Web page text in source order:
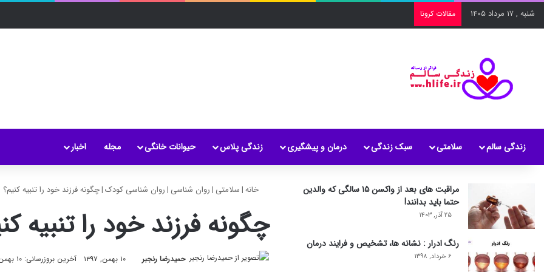
شنبه , ۱۷ مرداد ۱۴۰۵ مقالات کرونا
زندگی سالم سلامتی سبک زندگی درمان و پیشگیری زندگی پلاس حیوانات خانگی مجله اخبار
خانه|سلامتی |روان شناسی |روان شناسی کودک|چگونه فرزند خود را تنبیه کنیم؟
چگونه فرزند خود را تنبیه
حمیدرضا رنجبر ۱۰ بهمن, ۱۳۹۷ آخرین بروزرسانی: ۱۰ بهمن, ۱۳۹۷
مراقبت های بعد از واکسن ۱۵ سالگی که والدین
حتما باید بدانند!
۲۵ آذر, ۱۴۰۳
رنگ ادرار : نشانه ها، تشخیص و فرایند درمان
۶ خرداد, ۱۳۹۸